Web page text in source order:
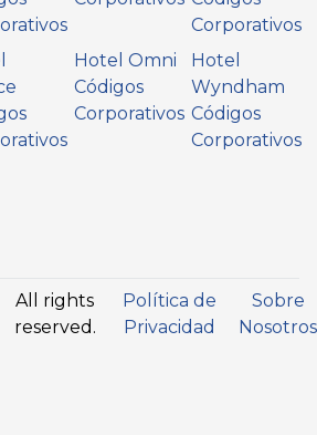
Corporativos
Hotel Omni
Códigos
Corporativos
Hotel
Wyndham
Códigos
Corporativos
All rights
reserved.
Política de
Privacidad
Sobre
Nosotros